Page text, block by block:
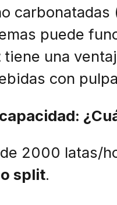
puede
tiene una
con
2000 latas/
split.